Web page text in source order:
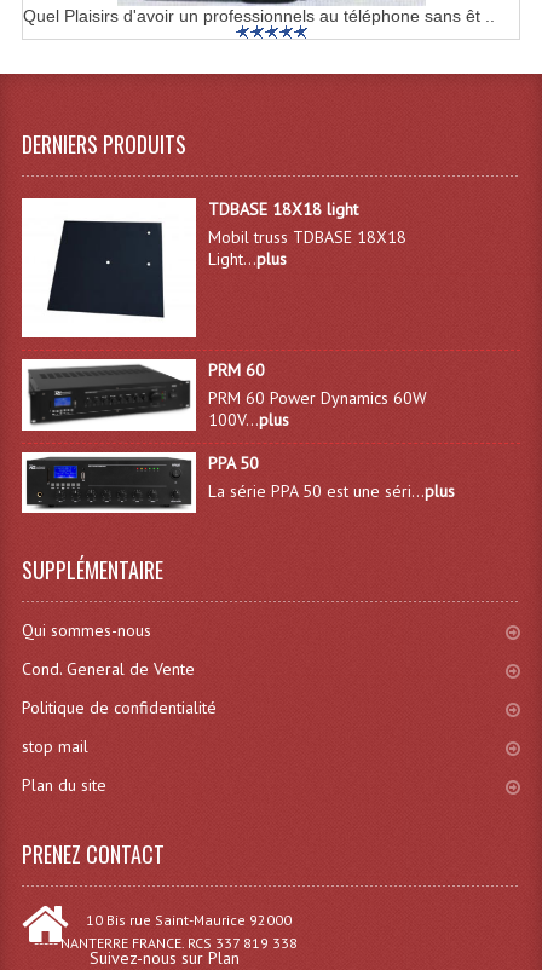
Effets LASERS
Lasers (Effets Volumetriques)
Effets Lumineux À Leds
Effets Lumineux, Centre De Piste
Effets Lumineux, Effets Disco
Electronique Commande Light
Chenillards Modulateurs
Ampoules - Tubes Lumière Noire Black Gun
Lampes À Décharges
Quel Plaisirs d'avoir un professionnels au téléphone sans êt ..
DERNIERS PRODUITS
TDBASE 18X18 light
Mobil truss TDBASE 18X18
Light...plus
PRM 60
PRM 60 Power Dynamics 60W
100V...plus
PPA 50
La série PPA 50 est une séri...plus
SUPPLÉMENTAIRE
Qui sommes-nous
Cond. General de Vente
Politique de confidentialité
stop mail
Plan du site
PRENEZ CONTACT
10 Bis rue Saint-Maurice 92000
----- NANTERRE FRANCE. RCS 337 819 338
Suivez-nous sur Plan